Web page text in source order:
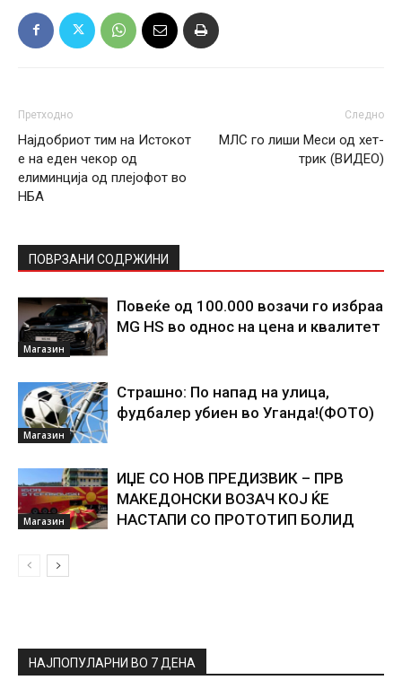
Претходно
Најдобриот тим на Истокот
е на еден чекор од
елиминција од плејофот во
НБА
Следно
МЛС го лиши Меси од хет-
трик (ВИДЕО)
ПОВРЗАНИ СОДРЖИНИ
Магазин
Повеќе од 100.000 возачи го избраа
MG HS во однос на цена и квалитет
Магазин
Страшно: По напад на улица,
фудбалер убиен во Уганда!(ФОТО)
Магазин
ИЏЕ СО НОВ ПРЕДИЗВИК – ПРВ
МАКЕДОНСКИ ВОЗАЧ КОЈ ЌЕ
НАСТАПИ СО ПРОТОТИП БОЛИД
НАЈПОПУЛАРНИ ВО 7 ДЕНА